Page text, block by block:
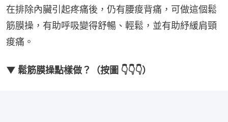
在排除內臟引起疼痛後，仍有腰痠背痛，可做這個鬆
筋膜操，有助呼吸變得舒暢、輕鬆，並有助紓緩肩頸
痠痛。
▼ 鬆筋膜操點樣做？（按圖 👇👇👇）